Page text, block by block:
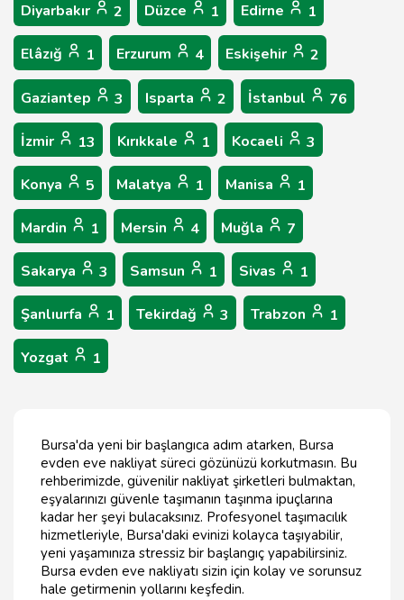
Diyarbakır 2 Düzce 1 Edirne 1
Elâzığ 1 Erzurum 4 Eskişehir 2
Gaziantep 3 Isparta 2 İstanbul 76
İzmir 13 Kırıkkale 1 Kocaeli 3
Konya 5 Malatya 1 Manisa 1
Mardin 1 Mersin 4 Muğla 7
Sakarya 3 Samsun 1 Sivas 1
Şanlıurfa 1 Tekirdağ 3 Trabzon 1
Yozgat 1
Bursa'da yeni bir başlangıca adım atarken, Bursa
evden eve nakliyat süreci gözünüzü korkutmasın. Bu
rehberimizde, güvenilir nakliyat şirketleri bulmaktan,
eşyalarınızı güvenle taşımanın taşınma ipuçlarına
kadar her şeyi bulacaksınız. Profesyonel taşımacılık
hizmetleriyle, Bursa'daki evinizi kolayca taşıyabilir,
yeni yaşamınıza stressiz bir başlangıç yapabilirsiniz.
Bursa evden eve nakliyatı sizin için kolay ve sorunsuz
hale getirmenin yollarını keşfedin.